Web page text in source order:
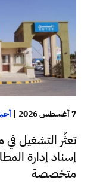
7 أغسطس 2026 |
تعثُر التشغيل في
إسناد إدارة
متخصصة